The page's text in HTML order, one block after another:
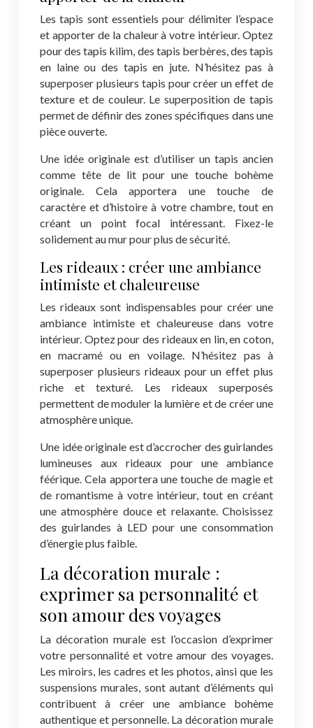
Les tapis sont essentiels pour délimiter l’espace
et apporter de la chaleur à votre intérieur. Optez
pour des tapis kilim, des tapis berbères, des tapis
en laine ou des tapis en jute. N’hésitez pas à
superposer plusieurs tapis pour créer un effet de
texture et de couleur. Le superposition de tapis
permet de définir des zones spécifiques dans une
pièce ouverte.
Une idée originale est d’utiliser un tapis ancien
comme tête de lit pour une touche bohème
originale. Cela apportera une touche de
caractère et d’histoire à votre chambre, tout en
créant un point focal intéressant. Fixez-le
solidement au mur pour plus de sécurité.
Les rideaux : créer une ambiance
intimiste et chaleureuse
Les rideaux sont indispensables pour créer une
ambiance intimiste et chaleureuse dans votre
intérieur. Optez pour des rideaux en lin, en coton,
en macramé ou en voilage. N’hésitez pas à
superposer plusieurs rideaux pour un effet plus
riche et texturé. Les rideaux superposés
permettent de moduler la lumière et de créer une
atmosphère unique.
Une idée originale est d’accrocher des guirlandes
lumineuses aux rideaux pour une ambiance
féérique. Cela apportera une touche de magie et
de romantisme à votre intérieur, tout en créant
une atmosphère douce et relaxante. Choisissez
des guirlandes à LED pour une consommation
d’énergie plus faible.
La décoration murale :
exprimer sa personnalité et
son amour des voyages
La décoration murale est l’occasion d’exprimer
votre personnalité et votre amour des voyages.
Les miroirs, les cadres et les photos, ainsi que les
suspensions murales, sont autant d’éléments qui
contribuent à créer une ambiance bohème
authentique et personnelle. La décoration murale